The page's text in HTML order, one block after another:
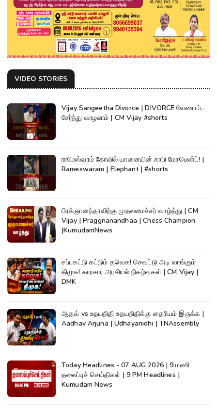
VIDEO STORIES
Vijay Sangeetha Divorce | DIVORCE வேணாம்..
சேர்ந்து வாழலாம் | CM Vijay #shorts
ராமேஸ்வரம் கோவில் யானையின் காபி மோமென்ட்! |
Rameswaram | Elephant | #shorts
பிரக்ஞானந்தாவிற்கு முதலமைச்சர் வாழ்த்து | CM
Vijay | Praggnanandhaa | Chess Champion
|KumudamNews
சப்பகட்டு கட்டும் தவெக! செவுட்டு அடி வாங்கும்
திமுக! காரசார அரசியல் நிகழ்வுகள் | CM Vijay |
DMK
ஆதவ் vs உதயநிதி உதயநிதிக்கு தைரியம் இருக்க |
Aadhav Arjuna | Udhayanidhi | TNAssembly
Today Headlines - 07 AUG 2026 | 9 மணி
தலைப்புச் செய்திகள் | 9 PM Headlines |
Kumudam News